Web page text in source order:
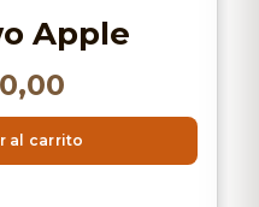
Apple
al carrito